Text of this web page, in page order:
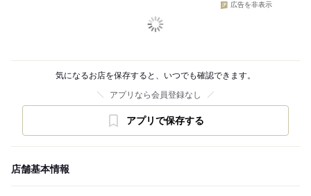
広告を非表示
気になるお店を保存すると、いつでも確認できます。
アプリなら会員登録なし
アプリで保存する
店舗基本情報